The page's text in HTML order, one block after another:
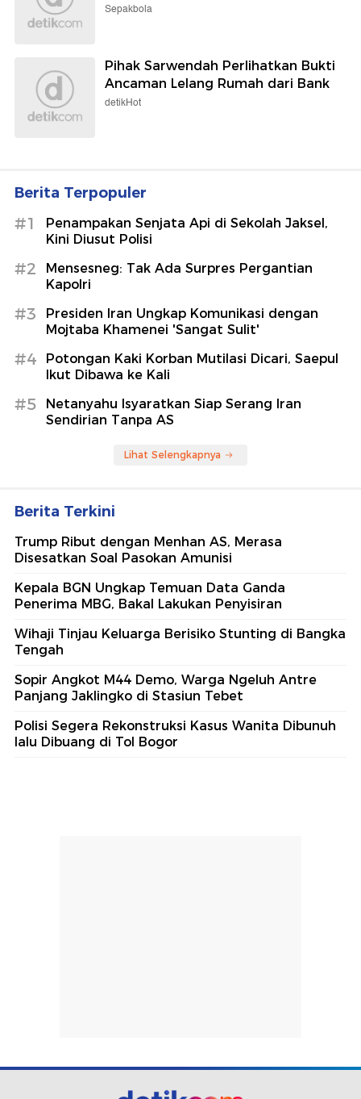
Sepakbola
Pihak Sarwendah Perlihatkan Bukti
Ancaman Lelang Rumah dari Bank
detikHot
Berita Terpopuler
#1
Penampakan Senjata Api di Sekolah Jaksel,
Kini Diusut Polisi
#2
Mensesneg: Tak Ada Surpres Pergantian
Kapolri
#3
Presiden Iran Ungkap Komunikasi dengan
Mojtaba Khamenei 'Sangat Sulit'
#4
Potongan Kaki Korban Mutilasi Dicari, Saepul
Ikut Dibawa ke Kali
#5
Netanyahu Isyaratkan Siap Serang Iran
Sendirian Tanpa AS
Lihat Selengkapnya
Berita Terkini
Trump Ribut dengan Menhan AS, Merasa
Disesatkan Soal Pasokan Amunisi
Kepala BGN Ungkap Temuan Data Ganda
Penerima MBG, Bakal Lakukan Penyisiran
Wihaji Tinjau Keluarga Berisiko Stunting di Bangka
Tengah
Sopir Angkot M44 Demo, Warga Ngeluh Antre
Panjang Jaklingko di Stasiun Tebet
Polisi Segera Rekonstruksi Kasus Wanita Dibunuh
lalu Dibuang di Tol Bogor